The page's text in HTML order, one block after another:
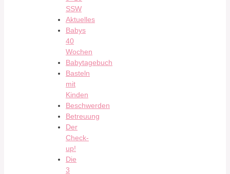
SSW
Aktuelles
Babys
40
Wochen
Babytagebuch
Basteln
mit
Kinden
Beschwerden
Betreuung
Der
Check-
up!
Die
3